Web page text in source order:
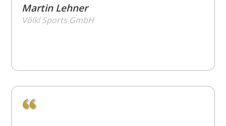
Martin Lehner
Völkl Sports GmbH